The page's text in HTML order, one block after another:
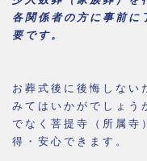
各関係者の方に事前に
要です。
お葬式後に後悔しない
みてはいかがでしょう
でなく菩提寺（所属寺
得・安心できます。